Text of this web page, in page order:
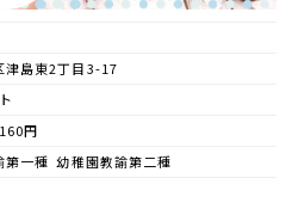
津島東2丁目3-17
円
一種 幼稚園教諭第二種